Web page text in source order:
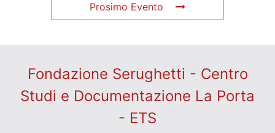
Prosimo Evento
Fondazione Serughetti - Centro
Studi e Documentazione La Porta
- ETS